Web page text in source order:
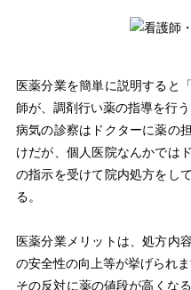
医薬分業を簡単に説明すると
師が、調剤行い薬の指導を行う
病気の診察はドクターに薬の
けだが、個人医院なんかでは
の指示を受けて院内処方をし
る。
医薬分業メリットは、処方内
の安全性の向上等が挙げられま
その反対に薬の値段が高くな